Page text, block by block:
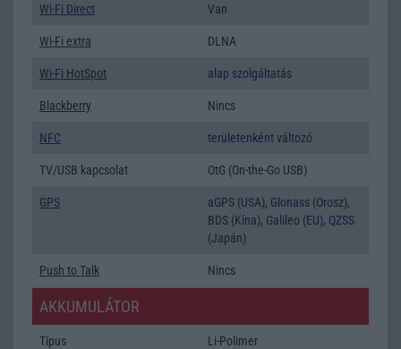
Wi-Fi Direct Van
Wi-Fi extra DLNA
Wi-Fi HotSpot alap szolgáltatás
Blackberry Nincs
NFC területenként változó
TV/USB kapcsolat OtG (On-the-Go USB)
GPS
aGPS (USA), Glonass (Orosz),
BDS (Kína), Galileo (EU), QZSS
(Japán)
Push to Talk Nincs
AKKUMULÁTOR
Típus Li-Polimer